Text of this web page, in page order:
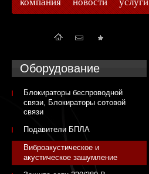
Оборудование
Блокираторы беспроводной
связи, Блокираторы сотовой
связи
Подавители БПЛА
Виброакустическое и
акустическое зашумление